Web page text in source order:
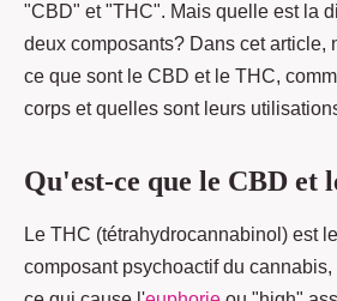
"CBD" et "THC". Mais quelle est la
deux composants? Dans cet article,
ce que sont le CBD et le THC,
corps et quelles sont leurs
Qu'est-ce que le CBD et
Le THC (tétrahydrocannabinol) est
composant psychoactif du